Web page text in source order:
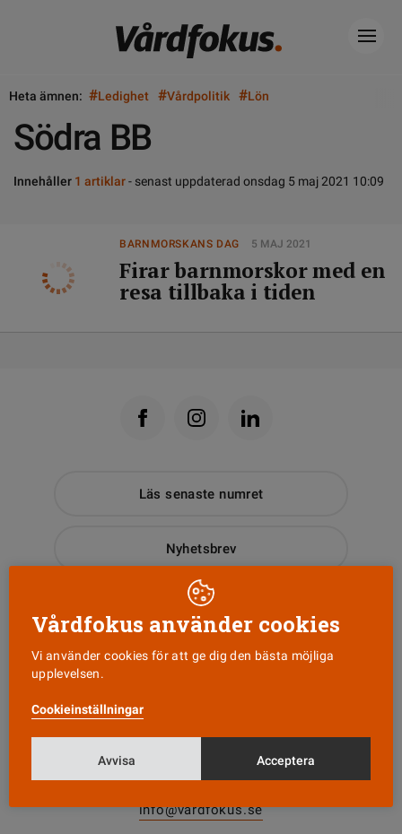
Heta ämnen: #Ledighet #Vårdpolitik #Lön
Södra BB
Innehåller 1 artiklar- senast uppdaterad onsdag 5 maj 2021 10:09
BARNMORSKANS DAG 5 MAJ 2021
Firar barnmorskor med en
resa tillbaka i tiden
Läs senaste numret
Nyhetsbrev
Tipsa oss!
info@vardfokus.se
Vårdfokus använder cookies
Vi använder cookies för att ge dig den bästa möjliga
upplevelsen.
Cookieinställningar
Avvisa Acceptera